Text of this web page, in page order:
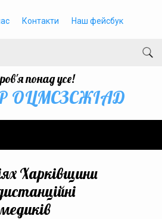
Контакти Наш фейсбук
понад усе!
ОЦМСЗСЖIАД
Харківщини